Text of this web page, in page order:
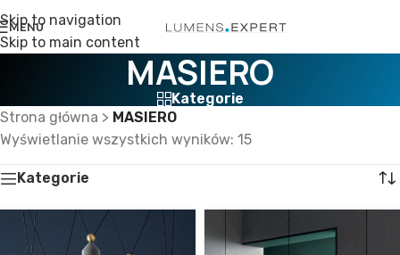
Skip to navigation
Skip to main content
MENU
MASIERO
Kategorie
Strona główna > MASIERO
Wyświetlanie wszystkich wyników: 15
Kategorie